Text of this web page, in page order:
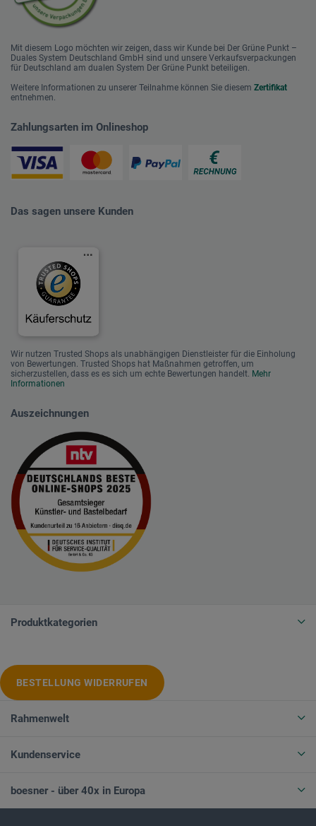
Mit diesem Logo möchten wir zeigen, dass wir Kunde bei Der Grüne Punkt –
Duales System Deutschland GmbH sind und unsere Verkaufsverpackungen
für Deutschland am dualen System Der Grüne Punkt beteiligen.
Weitere Informationen zu unserer Teilnahme können Sie diesem Zertifikat
entnehmen.
Zahlungsarten im Onlineshop
Das sagen unsere Kunden
Wir nutzen Trusted Shops als unabhängigen Dienstleister für die Einholung
von Bewertungen. Trusted Shops hat Maßnahmen getroffen, um
sicherzustellen, dass es es sich um echte Bewertungen handelt. Mehr
Informationen
Auszeichnungen
Produktkategorien
BESTELLUNG WIDERRUFEN
Rahmenwelt
Kundenservice
boesner - über 40x in Europa